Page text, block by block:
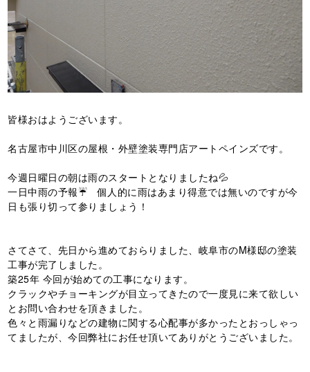
皆様おはようございます。
名古屋市中川区の屋根・外壁塗装専門店アートペインズです。
今週日曜日の朝は雨のスタートとなりましたね💦
一日中雨の予報☔️ 個人的に雨はあまり得意では無いのですが今
日も張り切って参りましょう！
さてさて、先日から進めておらりました、岐阜市のM様邸の塗装
工事が完了しました。
築25年 今回が始めての工事になります。
クラックやチョーキングが目立ってきたので一度見に来て欲しい
とお問い合わせを頂きました。
色々と雨漏りなどの建物に関する心配事が多かったとおっしゃっ
てましたが、今回弊社にお任せ頂いてありがとうございました。